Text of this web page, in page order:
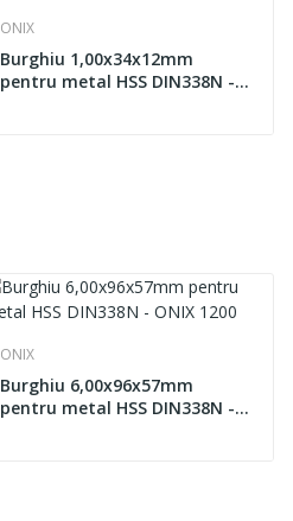
ONIX
Burghiu 1,00x34x12mm
pentru metal HSS DIN338N -
ONIX
Burghiu 6,00x96x57mm
pentru metal HSS DIN338N -